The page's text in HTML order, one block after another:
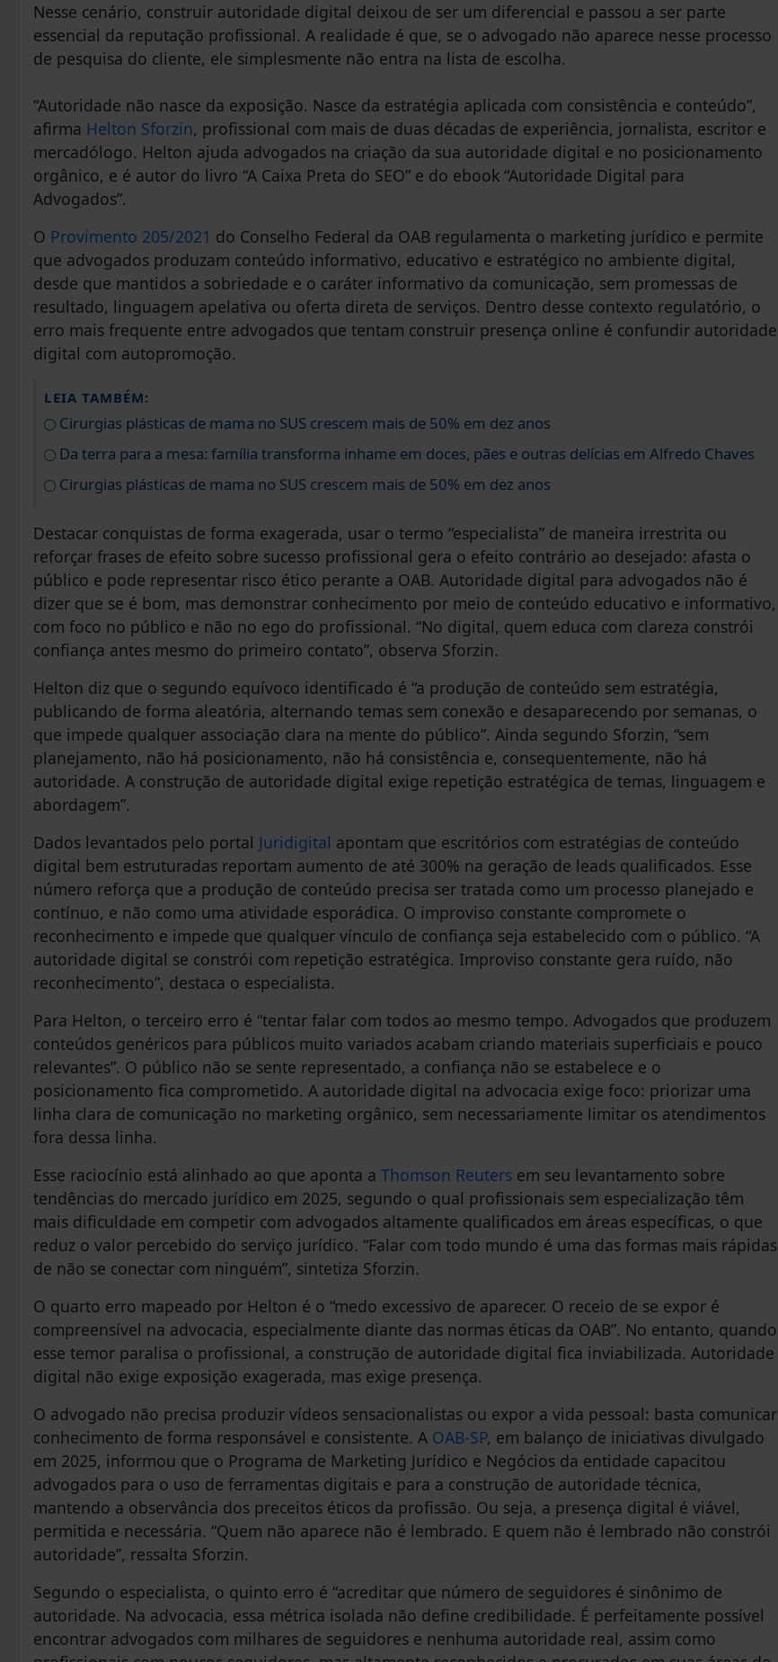
Nesse cenário, construir autoridade digital deixou de ser um diferencial e passou a ser parte
essencial da reputação profissional. A realidade é que, se o advogado não aparece nesse processo
de pesquisa do cliente, ele simplesmente não entra na lista de escolha.
“Autoridade não nasce da exposição. Nasce da estratégia aplicada com consistência e conteúdo”,
afirma Helton Sforzin, profissional com mais de duas décadas de experiência, jornalista, escritor e
mercadólogo. Helton ajuda advogados na criação da sua autoridade digital e no posicionamento
orgânico, e é autor do livro “A Caixa Preta do SEO” e do ebook “Autoridade Digital para
Advogados”.
O Provimento 205/2021 do Conselho Federal da OAB regulamenta o marketing jurídico e permite
que advogados produzam conteúdo informativo, educativo e estratégico no ambiente digital,
desde que mantidos a sobriedade e o caráter informativo da comunicação, sem promessas de
resultado, linguagem apelativa ou oferta direta de serviços. Dentro desse contexto regulatório, o
erro mais frequente entre advogados que tentam construir presença online é confundir autoridade
digital com autopromoção.
LEIA TAMBÉM:
Cirurgias plásticas de mama no SUS crescem mais de 50% em dez anos
Da terra para a mesa: família transforma inhame em doces, pães e outras delícias em Alfredo Chaves
Cirurgias plásticas de mama no SUS crescem mais de 50% em dez anos
Destacar conquistas de forma exagerada, usar o termo “especialista” de maneira irrestrita ou
reforçar frases de efeito sobre sucesso profissional gera o efeito contrário ao desejado: afasta o
público e pode representar risco ético perante a OAB. Autoridade digital para advogados não é
dizer que se é bom, mas demonstrar conhecimento por meio de conteúdo educativo e informativo,
com foco no público e não no ego do profissional. “No digital, quem educa com clareza constrói
confiança antes mesmo do primeiro contato”, observa Sforzin.
Helton diz que o segundo equívoco identificado é “a produção de conteúdo sem estratégia,
publicando de forma aleatória, alternando temas sem conexão e desaparecendo por semanas, o
que impede qualquer associação clara na mente do público”. Ainda segundo Sforzin, “sem
planejamento, não há posicionamento, não há consistência e, consequentemente, não há
autoridade. A construção de autoridade digital exige repetição estratégica de temas, linguagem e
abordagem”.
Dados levantados pelo portal Juridigital apontam que escritórios com estratégias de conteúdo
digital bem estruturadas reportam aumento de até 300% na geração de leads qualificados. Esse
número reforça que a produção de conteúdo precisa ser tratada como um processo planejado e
contínuo, e não como uma atividade esporádica. O improviso constante compromete o
reconhecimento e impede que qualquer vínculo de confiança seja estabelecido com o público. “A
autoridade digital se constrói com repetição estratégica. Improviso constante gera ruído, não
reconhecimento”, destaca o especialista.
Para Helton, o terceiro erro é “tentar falar com todos ao mesmo tempo. Advogados que produzem
conteúdos genéricos para públicos muito variados acabam criando materiais superficiais e pouco
relevantes”. O público não se sente representado, a confiança não se estabelece e o
posicionamento fica comprometido. A autoridade digital na advocacia exige foco: priorizar uma
linha clara de comunicação no marketing orgânico, sem necessariamente limitar os atendimentos
fora dessa linha.
Esse raciocínio está alinhado ao que aponta a Thomson Reuters em seu levantamento sobre
tendências do mercado jurídico em 2025, segundo o qual profissionais sem especialização têm
mais dificuldade em competir com advogados altamente qualificados em áreas específicas, o que
reduz o valor percebido do serviço jurídico. “Falar com todo mundo é uma das formas mais rápidas
de não se conectar com ninguém”, sintetiza Sforzin.
O quarto erro mapeado por Helton é o “medo excessivo de aparecer. O receio de se expor é
compreensível na advocacia, especialmente diante das normas éticas da OAB”. No entanto, quando
esse temor paralisa o profissional, a construção de autoridade digital fica inviabilizada. Autoridade
digital não exige exposição exagerada, mas exige presença.
O advogado não precisa produzir vídeos sensacionalistas ou expor a vida pessoal: basta comunicar
conhecimento de forma responsável e consistente. A OAB-SP, em balanço de iniciativas divulgado
em 2025, informou que o Programa de Marketing Jurídico e Negócios da entidade capacitou
advogados para o uso de ferramentas digitais e para a construção de autoridade técnica,
mantendo a observância dos preceitos éticos da profissão. Ou seja, a presença digital é viável,
permitida e necessária. “Quem não aparece não é lembrado. E quem não é lembrado não constrói
autoridade”, ressalta Sforzin.
Segundo o especialista, o quinto erro é “acreditar que número de seguidores é sinônimo de
autoridade. Na advocacia, essa métrica isolada não define credibilidade. É perfeitamente possível
encontrar advogados com milhares de seguidores e nenhuma autoridade real, assim como